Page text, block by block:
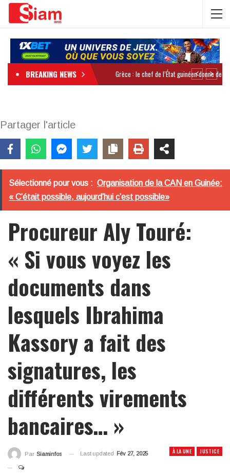
BREAKING NEWS
Partager l'article
Sélectionné pour vous : Organisation de la CAN en Guinée:
« C’était possible, aujourd’hui c’est possible»
Procureur Aly Touré:
« Si vous voyez les
documents dans
lesquels Ibrahima
Kassory a fait des
signatures, les
différents virements
bancaires… »
À LA UNE JUSTICE
Par Siaminfos Last updated Fév 27, 2025